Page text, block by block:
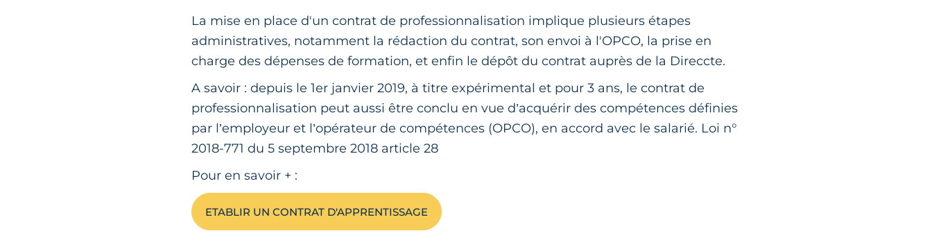
La mise en place d'un contrat de professionnalisation implique plusieurs étapes
administratives, notamment la rédaction du contrat, son envoi à l'OPCO, la prise en
charge des dépenses de formation, et enfin le dépôt du contrat auprès de la Direccte.
A savoir : depuis le 1er janvier 2019, à titre expérimental et pour 3 ans, le contrat de
professionnalisation peut aussi être conclu en vue d’acquérir des compétences définies
par l’employeur et l’opérateur de compétences (OPCO), en accord avec le salarié. Loi n°
2018-771 du 5 septembre 2018 article 28
Pour en savoir + :
ETABLIR UN CONTRAT D'APPRENTISSAGE